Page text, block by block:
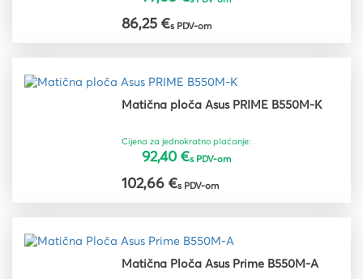
86,25 €s PDV-om
Matična ploča Asus PRIME B550M-K
Cijena za jednokratno plaćanje:
92,40 €s PDV-om
102,66 €s PDV-om
Matična Ploča Asus Prime B550M-A